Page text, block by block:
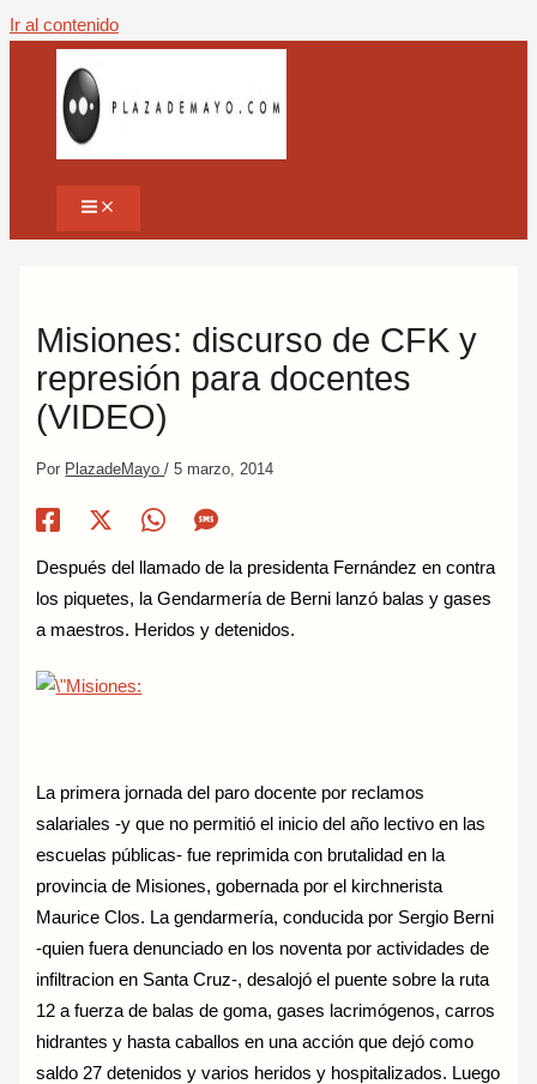
Ir al contenido
Misiones: discurso de CFK y
represión para docentes
(VIDEO)
Por PlazadeMayo/5 marzo, 2014
Después del llamado de la presidenta Fernández en contra
los piquetes, la Gendarmería de Berni lanzó balas y gases
a maestros. Heridos y detenidos.
La primera jornada del paro docente por reclamos
salariales -y que no permitió el inicio del año lectivo en las
escuelas públicas- fue reprimida con brutalidad en la
provincia de Misiones, gobernada por el kirchnerista
Maurice Clos. La gendarmería, conducida por Sergio Berni
-quien fuera denunciado en los noventa por actividades de
infiltracion en Santa Cruz-, desalojó el puente sobre la ruta
12 a fuerza de balas de goma, gases lacrimógenos, carros
hidrantes y hasta caballos en una acción que dejó como
saldo 27 detenidos y varios heridos y hospitalizados. Luego